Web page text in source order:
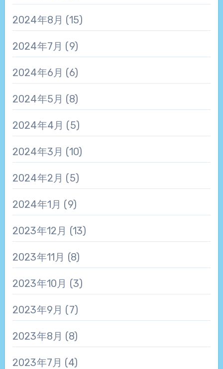
2024年8月 (15)
2024年7月 (9)
2024年6月 (6)
2024年5月 (8)
2024年4月 (5)
2024年3月 (10)
2024年2月 (5)
2024年1月 (9)
2023年12月 (13)
2023年11月 (8)
2023年10月 (3)
2023年9月 (7)
2023年8月 (8)
2023年7月 (4)